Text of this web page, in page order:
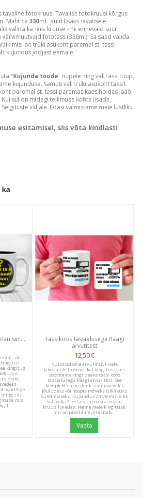
tavaline fotokruus. Tavalise fotokruusi kõrgus
Maht ca 330ml. Kuid lisaks tavalisele
valida ka teisi kruuse - nii erinevaid suuri
fototass (330ml). Sa saad valida
on trüki asukoht paremal st. tassi
kujundus joojast eemale.
"Kujunda toode" nupule ning vali tassi tüüp,
kujunduse. Samuti vali trüki asukoht tassil.
paremal st. tassi paremas käes hoides jääb
sul on midagi tellimuse kohta lisada,
väljale. Edasi valmistame meie lustliku
esitamisel, siis võta kindlasti
Customer Reviews
looking for stars!
the first to write a
siin...
siin... on
kingitus
kingitus
ent
teisteks
vaid õige
ning siis
mis
Tass koos tassialusega Räägi
arvutitest
12,50 €
Kui otsid oma arvutihuvilisele
lähedasele humoorikat kingitust, siis
soovitame kingiideena tassi koos
tassialusega Räägi arvutitest. See
komplekt on hea kink sünnipäevaks,
jõuludeks või hoopis mõneks isiklikuks
sündmuseks. Kujundus on valmis, sina
vali välja õige tass ja trüki asukoht
kruusil ja edasi teeme meie kingituse,
mis on praktiline ja tekitab...
Vaata